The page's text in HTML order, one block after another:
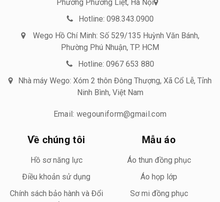
Phường Phương Liệt, Hà Nội
Wego Hồ Chí Minh: Số 529/135 Huỳnh Văn Bánh,
Phường Phú Nhuận, TP. HCM
Nhà máy Wego: Xóm 2 thôn Đông Thượng, Xã Cổ Lễ, Tỉnh
Ninh Bình, Việt Nam
Email: wegouniform@gmail.com
Về chúng tôi
Hồ sơ năng lực
Điều khoản sử dụng
Mẫu áo
Áo thun đồng phục
Áo họp lớp